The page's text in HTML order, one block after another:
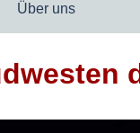
Über uns